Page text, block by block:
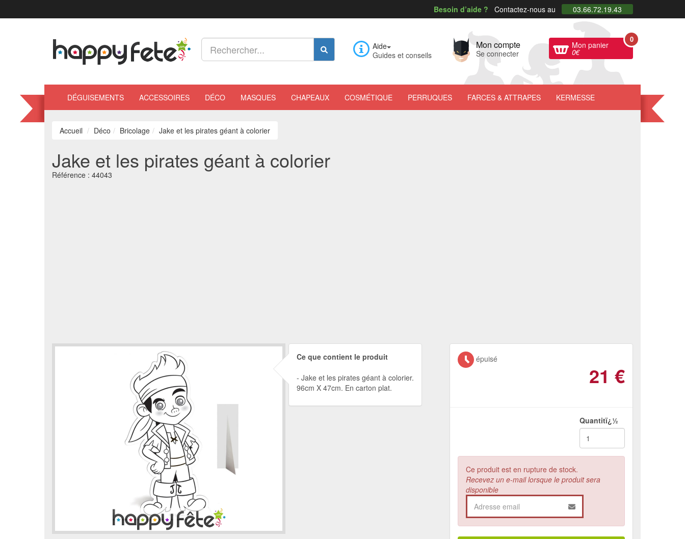
Besoin d’aide ? Contactez-nous au 03.66.72.19.43
Aide
Guides et conseils
Mon compte
Se connecter
Mon panier
0€
0
DÉGUISEMENTS ACCESSOIRES DÉCO MASQUES CHAPEAUX COSMÉTIQUE PERRUQUES FARCES & ATTRAPES KERMESSE
Accueil Déco Bricolage Jake et les pirates géant à colorier
Jake et les pirates géant à colorier
Référence : 44043
Ce que contient le produit
Jake et les pirates géant à colorier.
96cm X 47cm. En carton plat.
épuisé
21 €
Quantitï¿½
Ce produit est en rupture de stock.
Recevez un e-mail lorsque le produit sera
disponible